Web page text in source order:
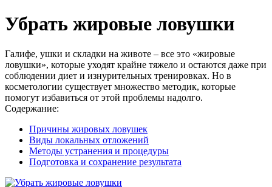
Убрать жировые ловушки
Галифе, ушки и складки на животе – все это «жировые
ловушки», которые уходят крайне тяжело и остаются даже при
соблюдении диет и изнурительных тренировках. Но в
косметологии существует множество методик, которые
помогут избавиться от этой проблемы надолго.
Содержание:
Причины жировых ловушек
Виды локальных отложений
Методы устранения и процедуры
Подготовка и сохранение результата